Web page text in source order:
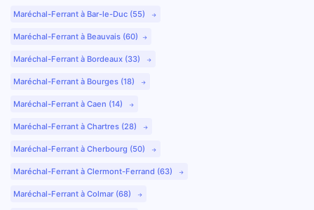
Maréchal-Ferrant à Bar-le-Duc (55)
Maréchal-Ferrant à Beauvais (60)
Maréchal-Ferrant à Bordeaux (33)
Maréchal-Ferrant à Bourges (18)
Maréchal-Ferrant à Caen (14)
Maréchal-Ferrant à Chartres (28)
Maréchal-Ferrant à Cherbourg (50)
Maréchal-Ferrant à Clermont-Ferrand (63)
Maréchal-Ferrant à Colmar (68)